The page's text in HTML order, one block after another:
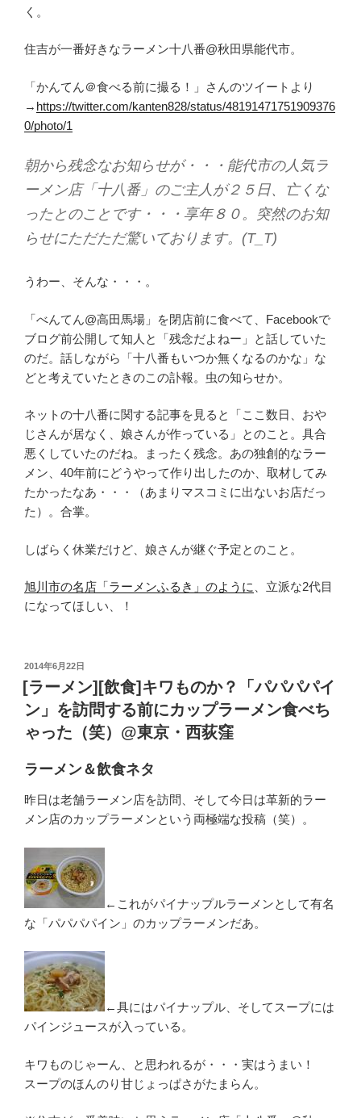
く。
住吉が一番好きなラーメン十八番@秋田県能代市。
「かんてん＠食べる前に撮る！」さんのツイートより
→ https://twitter.com/kanten828/status/48191471751909376
0/photo/1
朝から残念なお知らせが・・・能代市の人気ラ
ーメン店「十八番」のご主人が２５日、亡くな
ったとのことです・・・享年８０。突然のお知
らせにただただ驚いております。(T_T)
うわー、そんな・・・。
「べんてん@高田馬場」を閉店前に食べて、Facebookで
ブログ前公開して知人と「残念だよねー」と話していた
のだ。話しながら「十八番もいつか無くなるのかな」な
どと考えていたときのこの訃報。虫の知らせか。
ネットの十八番に関する記事を見ると「ここ数日、おや
じさんが居なく、娘さんが作っている」とのこと。具合
悪くしていたのだね。まったく残念。あの独創的なラー
メン、40年前にどうやって作り出したのか、取材してみ
たかったなあ・・・（あまりマスコミに出ないお店だっ
た）。合掌。
しばらく休業だけど、娘さんが継ぐ予定とのこと。
旭川市の名店「ラーメンふるき」のように
、立派な2代目
になってほしい、！
投
稿
日:
2014年6月22日
[ラーメン][飲食]キワものか？「パパパパイ
ン」を訪問する前にカップラーメン食べち
ゃった（笑）@東京・西荻窪
ラーメン＆飲食ネタ
昨日は老舗ラーメン店を訪問、そして今日は革新的ラー
メン店のカップラーメンという両極端な投稿（笑）。
←これがパイナップルラーメンとして有名
な「パパパパイン」のカップラーメンだあ。
←具にはパイナップル、そしてスープには
パインジュースが入っている。
キワものじゃーん、と思われるが・・・実はうまい！
スープのほんのり甘じょっぱさがたまらん。